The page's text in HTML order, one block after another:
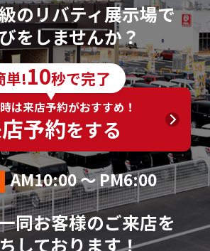
のリバティ展示場で
をしませんか？
単!10秒で完了
は来店予約がおすすめ！
予約をする
AM10:00 ～ PM6:00
同お客様のご来店を
しております！